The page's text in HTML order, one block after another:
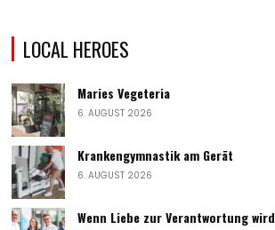
LOCAL HEROES
Maries Vegeteria
6. AUGUST 2026
Krankengymnastik am Gerät
6. AUGUST 2026
Wenn Liebe zur Verantwortung wird